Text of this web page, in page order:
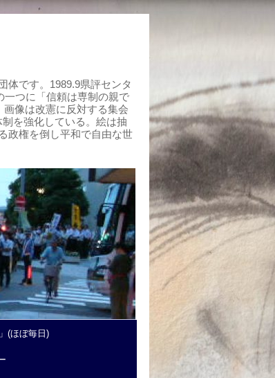
体です。1989.9県評センタ
一つに「信頼は専制の親で
像は改憲に反対する集会
を強化している。絵は抽
政権を倒し平和で自由な世
(ほぼ毎日)